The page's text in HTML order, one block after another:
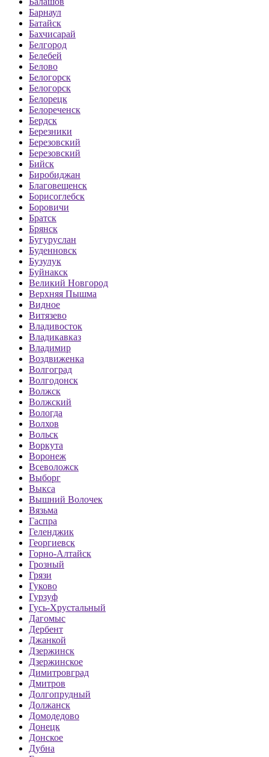
Барнаул
Батайск
Бахчисарай
Белгород
Белебей
Белово
Белогорск
Белогорск
Белорецк
Белореченск
Бердск
Березники
Березовский
Березовский
Бийск
Биробиджан
Благовещенск
Борисоглебск
Боровичи
Братск
Брянск
Бугуруслан
Буденновск
Бузулук
Буйнакск
Великий Новгород
Верхняя Пышма
Видное
Витязево
Владивосток
Владикавказ
Владимир
Воздвиженка
Волгоград
Волгодонск
Волжск
Волжский
Вологда
Волхов
Вольск
Воркута
Воронеж
Всеволожск
Выборг
Выкса
Вышний Волочек
Вязьма
Гаспра
Геленджик
Георгиевск
Горно-Алтайск
Грозный
Грязи
Гуково
Гурзуф
Гусь-Хрустальный
Дагомыс
Дербент
Джанкой
Дзержинск
Дзержинское
Димитровград
Дмитров
Долгопрудный
Должанск
Домодедово
Донецк
Донское
Дубна